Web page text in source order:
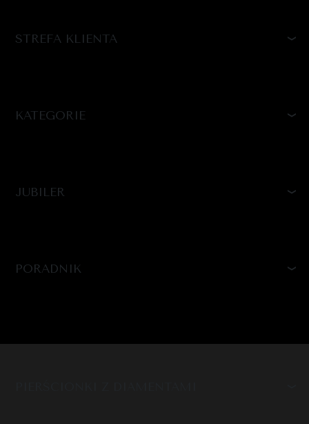
STREFA KLIENTA
KATEGORIE
JUBILER
PORADNIK